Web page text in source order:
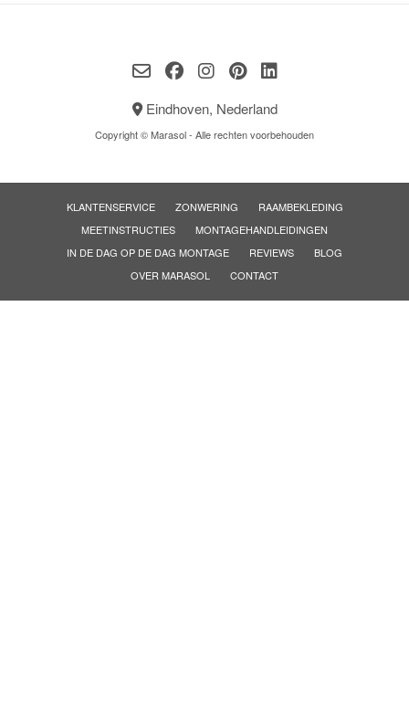
Eindhoven, Nederland
Copyright © Marasol - Alle rechten voorbehouden
KLANTENSERVICE ZONWERING
RAAMBEKLEDING
MEETINSTRUCTIES
MONTAGEHANDLEIDINGEN
IN DE DAG OP DE DAG MONTAGE
REVIEWS
BLOG
OVER MARASOL
CONTACT